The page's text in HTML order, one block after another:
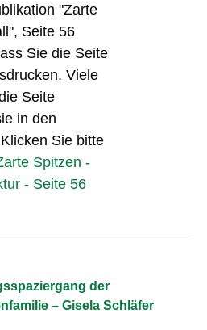
"Zarte
Seite 56
Sie die Seite
Viele
Seite
in den
Sie bitte
Spitzen -
- Seite 56
der
– Gisela Schläfer